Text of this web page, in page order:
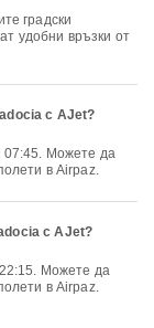
градски
удобни връзки от
с AJet?
в Airpaz.
с AJet?
в Airpaz.